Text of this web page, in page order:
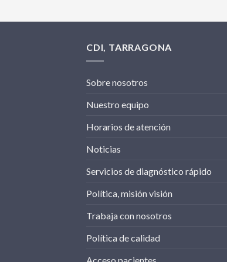
CDI, TARRAGONA
Sobre nosotros
Nuestro equipo
Horarios de atención
Noticias
Servicios de diagnóstico rápido
Política, misión visión
Trabaja con nosotros
Política de calidad